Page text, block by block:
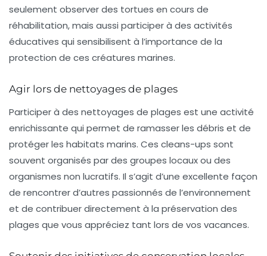
seulement observer des tortues en cours de
réhabilitation, mais aussi participer à des activités
éducatives qui sensibilisent à l’importance de la
protection de ces créatures marines.
Agir lors de nettoyages de plages
Participer à des nettoyages de plages est une activité
enrichissante qui permet de ramasser les débris et de
protéger les habitats marins. Ces cleans-ups sont
souvent organisés par des groupes locaux ou des
organismes non lucratifs. Il s’agit d’une excellente façon
de rencontrer d’autres passionnés de l’environnement
et de contribuer directement à la préservation des
plages que vous appréciez tant lors de vos vacances.